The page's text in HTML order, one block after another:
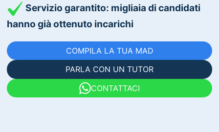
Servizio garantito: migliaia di candidati
hanno già ottenuto incarichi
COMPILA LA TUA MAD
PARLA CON UN TUTOR
CONTATTACI